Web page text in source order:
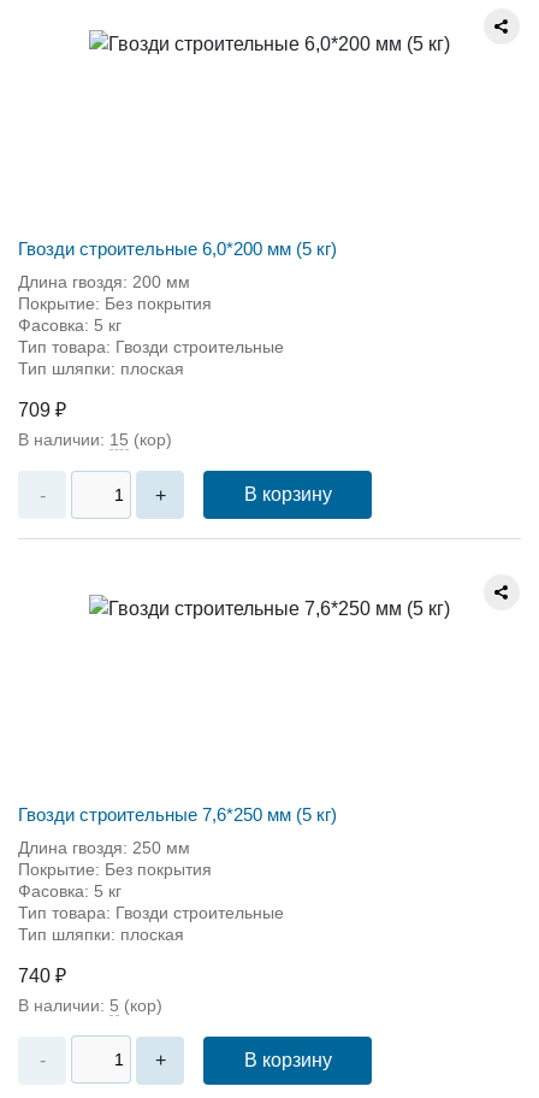
Гвозди строительные 6,0*200 мм (5 кг)
Длина гвоздя: 200 мм
Покрытие: Без покрытия
Фасовка: 5 кг
Тип товара: Гвозди строительные
Тип шляпки: плоская
709 ₽
В наличии: 15 (кор)
- + В корзину
Гвозди строительные 7,6*250 мм (5 кг)
Длина гвоздя: 250 мм
Покрытие: Без покрытия
Фасовка: 5 кг
Тип товара: Гвозди строительные
Тип шляпки: плоская
740 ₽
В наличии: 5 (кор)
- + В корзину